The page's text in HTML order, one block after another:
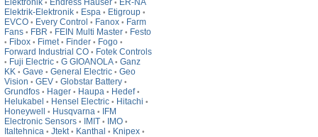
Elektronik • Endress Hauser • ER-NA
Elektrik-Elektronik • Espa • Etigroup •
EVCO • Every Control • Fanox • Farm
Fans • FBR • FEIN Multi Master • Festo
• Fibox • Fimet • Finder • Fogo •
Forward Industrial CO • Fotek Controls
• Fuji Electric • G GIOANOLA • Ganz
KK • Gave • General Electric • Geo
Vision • GEV • Globstar Battery •
Grundfos • Hager • Haupa • Hedef •
Helukabel • Hensel Electric • Hitachi •
Honeywell • Husqvarna •
IFM
Electronic Sensors • IMIT • IMO •
Italtehnica • Jtekt • Kanthal • Knipex •